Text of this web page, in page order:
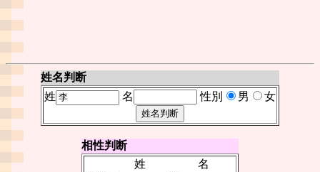
姓名判断
姓
名 性別 男 女
相性判断
姓
名